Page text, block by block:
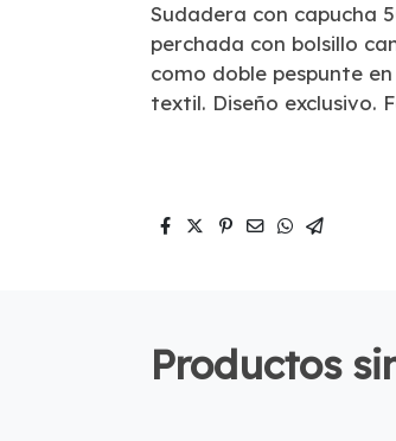
Sudadera con capucha
perchada con bolsillo
como doble pespunte
textil. Diseño exclusivo.
Productos